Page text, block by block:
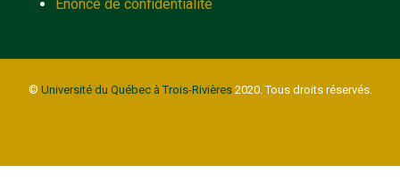
Énoncé de confidentialité
© Université du Québec à Trois-Rivières2020. Tous droits réservés.